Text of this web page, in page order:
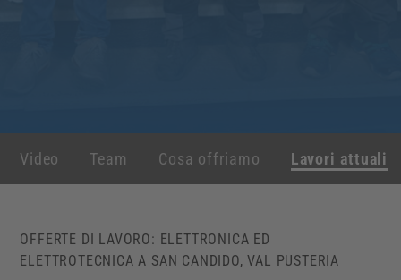
Video Team Cosa offriamo Lavori attuali
OFFERTE DI LAVORO: ELETTRONICA ED
ELETTROTECNICA A SAN CANDIDO, VAL PUSTERIA